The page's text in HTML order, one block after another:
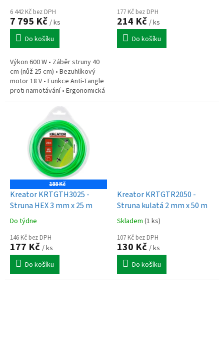
6 442 Kč bez DPH
7 795 Kč / ks
Do košíku
Výkon 600 W • Záběr struny 40
cm (nůž 25 cm) • Bezuhlíkový
motor 18 V • Funkce Anti-Tangle
proti namotávání • Ergonomická
řídítka • Krytí IPX1 • Hmotnost 5
177 Kč bez DPH
214 Kč / ks
Do košíku
188 Kč
Kreator KRTGTH3025 -
Struna HEX 3 mm x 25 m
Do týdne
146 Kč bez DPH
177 Kč / ks
Do košíku
Kreator KRTGTR2050 -
Struna kulatá 2 mm x 50 m
Skladem (1 ks)
107 Kč bez DPH
130 Kč / ks
Do košíku